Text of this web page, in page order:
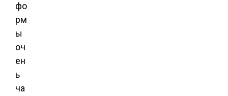
фо
рм
ы
оч
ен
ь
ча